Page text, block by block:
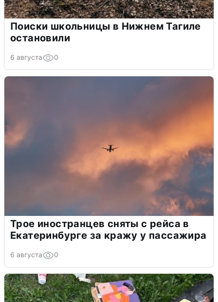
Поиски школьницы в Нижнем Тагиле
остановили
6 августа 0
Трое иностранцев сняты с рейса в
Екатеринбурге за кражу у пассажира
6 августа 0